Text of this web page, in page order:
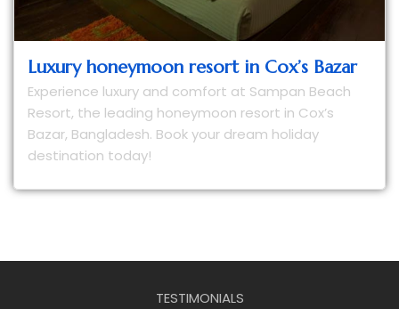
Luxury honeymoon resort in Cox’s Bazar
Experience luxury and comfort at Sampan Beach
Resort, the leading honeymoon resort in Cox’s
Bazar, Bangladesh. Book your dream holiday
destination today!
TESTIMONIALS